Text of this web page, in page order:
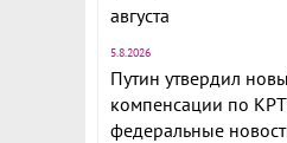
августа
5.8.2026
Путин утвердил
компенсации по
федеральные